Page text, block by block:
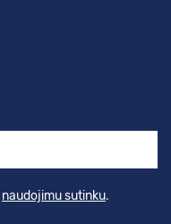
naudojimu sutinku.